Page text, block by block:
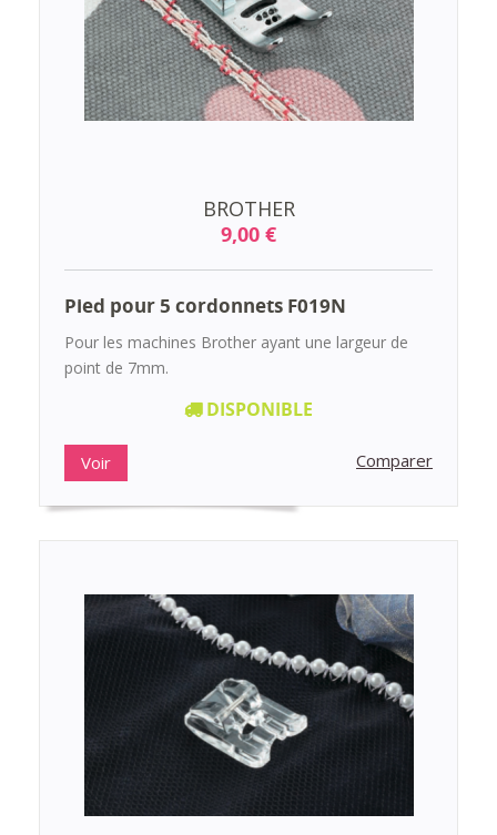
BROTHER
9,00 €
Pied pour 5 cordonnets F019N
Pour les machines Brother ayant une largeur de
point de 7mm.
DISPONIBLE
Voir Comparer